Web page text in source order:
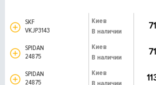
SKF
VKJP3143
Киев
В наличии
SPIDAN
24875
Киев
В наличии
SPIDAN
24875
Киев
В наличии